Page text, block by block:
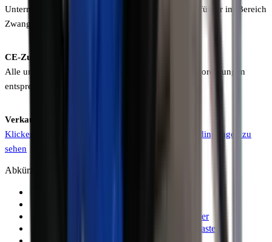
Unternehmen. Die Marke Baron ist absoluter Marktführer im Bereich
Zwangsmischer und Förderbänder.
CE-Zulassungsanforderung
Alle unsere Produkte erfüllen die CE-Zulassungsanforderungen
entsprechend den jeweilen EU-Richtlinien.
Verkaufs- und Lieferbedingungen
Klicken Sie hier, um unsere Verkaufs- und Lieferbedingungen zu
sehen
Abkürzungen
Werkzeuge für Maurer und Bauunternehmer
Werkzeuge für Landschaftsgärtner und Pflasterer